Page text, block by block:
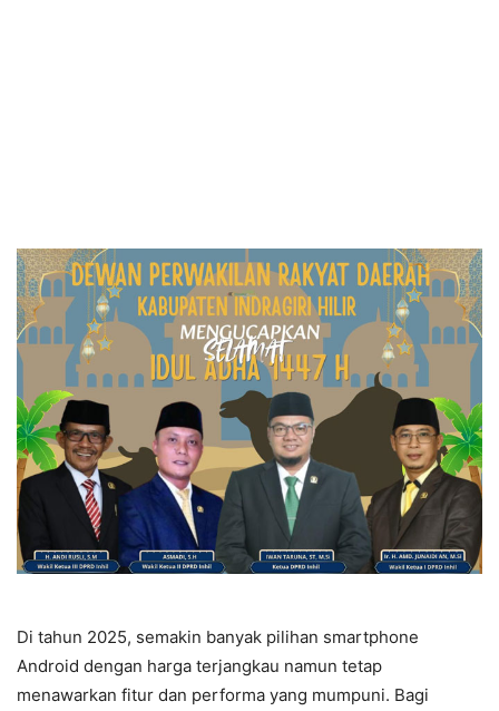
Di tahun 2025, semakin banyak pilihan smartphone
Android dengan harga terjangkau namun tetap
menawarkan fitur dan performa yang mumpuni. Bagi